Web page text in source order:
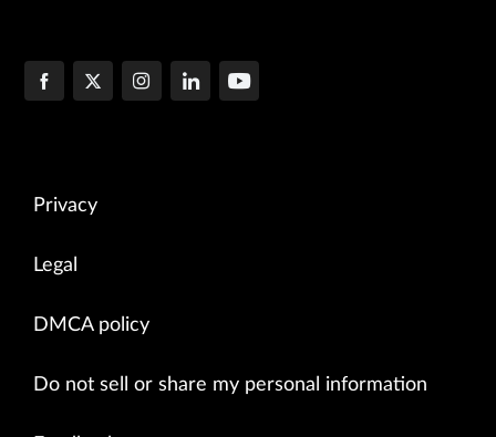
Privacy
Legal
DMCA policy
Do not sell or share my personal information